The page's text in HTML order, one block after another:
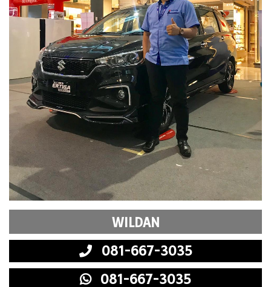
WILDAN
081-667-3035
081-667-3035